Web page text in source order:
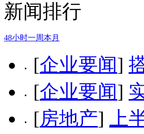
新闻排行
48小时一周本月
[企业要闻]
[企业要闻]
[房地产]
上